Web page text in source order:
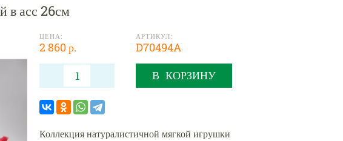
в асс 26см
ЦЕНА:
2 860 р.
АРТИКУЛ:
D70494A
В КОРЗИНУ
Коллекция натуралистичной мягкой игрушки